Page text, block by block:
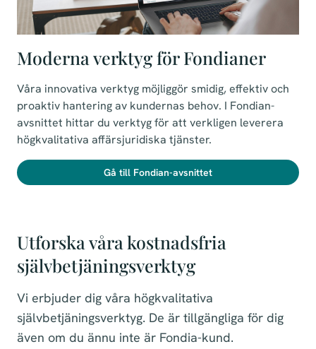
Moderna verktyg för Fondianer
Våra innovativa verktyg möjliggör smidig, effektiv och
proaktiv hantering av kundernas behov. I Fondian-
avsnittet hittar du verktyg för att verkligen leverera
högkvalitativa affärsjuridiska tjänster.
Gå till Fondian-avsnittet
Utforska våra kostnadsfria
självbetjäningsverktyg
Vi erbjuder dig våra högkvalitativa
självbetjäningsverktyg. De är tillgängliga för dig
även om du ännu inte är Fondia-kund.